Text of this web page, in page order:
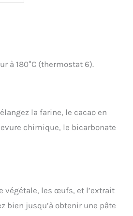
à 180°C (thermostat 6).
la farine, le cacao en
chimique, le bicarbonate
végétale, les œufs, et l’extrait
bien jusqu’à obtenir une pâte